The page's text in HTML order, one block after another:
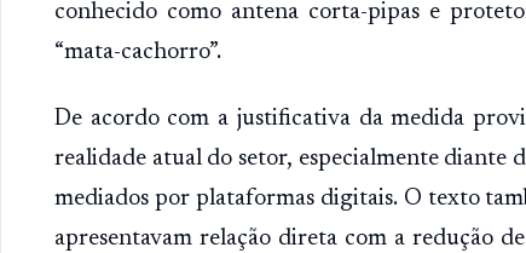
conhecido como antena corta-pipas e
“mata-cachorro”.
De acordo com a justificativa da medida
realidade atual do setor, especialmente diante
mediados por plataformas digitais. O texto
apresentavam relação direta com a redução